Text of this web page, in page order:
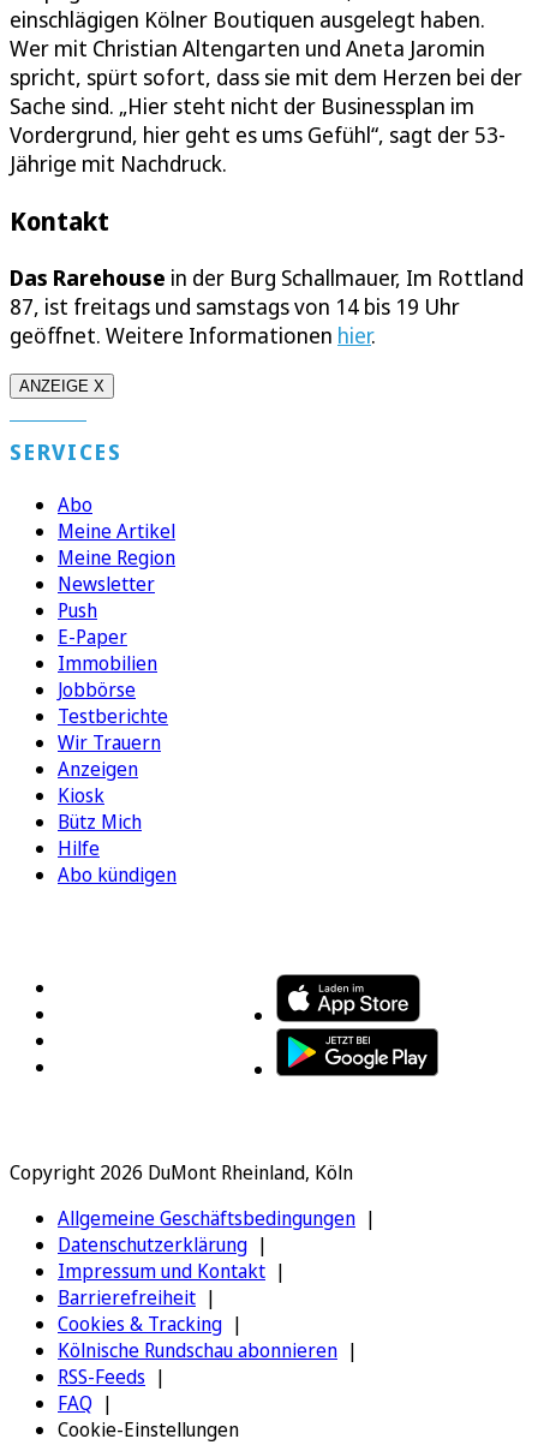
einschlägigen Kölner Boutiquen ausgelegt haben.
Wer mit Christian Altengarten und Aneta Jaromin
spricht, spürt sofort, dass sie mit dem Herzen bei der
Sache sind. „Hier steht nicht der Businessplan im
Vordergrund, hier geht es ums Gefühl“, sagt der 53-
Jährige mit Nachdruck.
Kontakt
Das Rarehouse in der Burg Schallmauer, Im Rottland
87, ist freitags und samstags von 14 bis 19 Uhr
geöffnet. Weitere Informationen hier.
ANZEIGE X
SERVICES
Abo
Meine Artikel
Meine Region
Newsletter
Push
E-Paper
Immobilien
Jobbörse
Testberichte
Wir Trauern
Anzeigen
Kiosk
Bütz Mich
Hilfe
Abo kündigen
Copyright 2026 DuMont Rheinland, Köln
Allgemeine Geschäftsbedingungen
Datenschutzerklärung
Impressum und Kontakt
Barrierefreiheit
Cookies & Tracking
Kölnische Rundschau abonnieren
RSS-Feeds
FAQ
Cookie-Einstellungen